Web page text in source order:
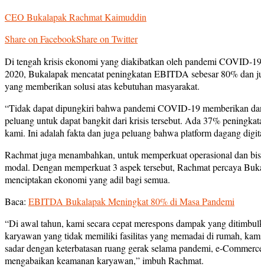
CEO Bukalapak Rachmat Kaimuddin
Share on FacebookShare on Twitter
Di tengah krisis ekonomi yang diakibatkan oleh pandemi COVID-
2020, Bukalapak mencatat peningkatan EBITDA sebesar 80% dan
yang memberikan solusi atas kebutuhan masyarakat.
“Tidak dapat dipungkiri bahwa pandemi COVID-19 memberikan
peluang untuk dapat bangkit dari krisis tersebut. Ada 37%
kami. Ini adalah fakta dan juga peluang bahwa platform dagang
Rachmat juga menambahkan, untuk memperkuat operasional dan
modal. Dengan memperkuat 3 aspek tersebut, Rachmat percaya
menciptakan ekonomi yang adil bagi semua.
Baca: EBITDA Bukalapak Meningkat 80% di Masa Pandemi
“Di awal tahun, kami secara cepat merespons dampak yang
karyawan yang tidak memiliki fasilitas yang memadai di rumah,
sadar dengan keterbatasan ruang gerak selama pandemi, e-
mengabaikan keamanan karyawan,” imbuh Rachmat.